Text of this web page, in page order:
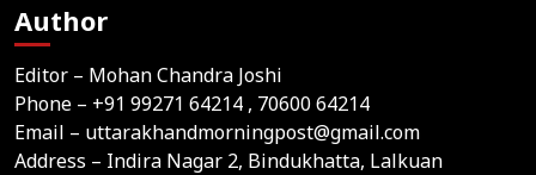
Author
Editor – Mohan Chandra Joshi
Phone – +91 99271 64214 , 70600 64214
Email – uttarakhandmorningpost@gmail.com
Address – Indira Nagar 2, Bindukhatta, Lalkuan